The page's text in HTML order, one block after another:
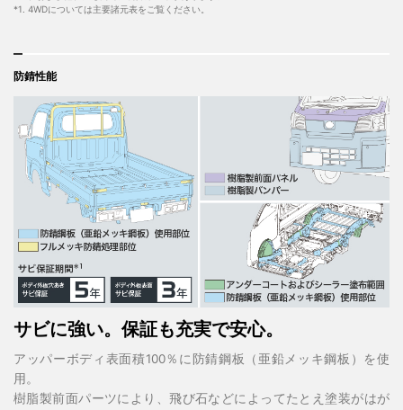
*1. 4WDについては主要諸元表をご覧ください。
防錆性能
サビに強い。保証も充実で安心。
アッパーボディ表面積100％に防錆鋼板（亜鉛メッキ鋼板）を使
用。
樹脂製前面パーツにより、飛び石などによってたとえ塗装がはが